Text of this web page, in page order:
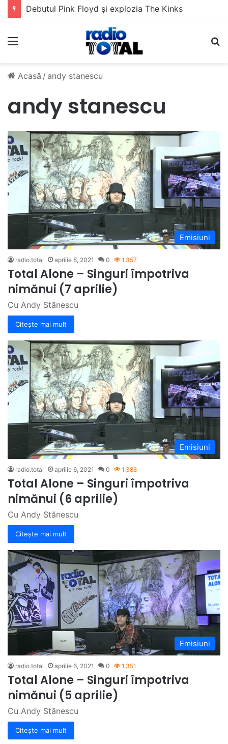
Debutul Pink Floyd și explozia The Kinks
Meniu
Acasă / andy stanescu
andy stanescu
Emisiuni
radio.total aprilie 8, 2021 0 1.357
Total Alone – Singuri împotriva
nimănui (7 aprilie)
Cu Andy Stănescu
Citește mai mult
Emisiuni
radio.total aprilie 6, 2021 0 1.388
Total Alone – Singuri împotriva
nimănui (6 aprilie)
Cu Andy Stănescu
Citește mai mult
Emisiuni
radio.total aprilie 6, 2021 0 1.351
Total Alone – Singuri împotriva
nimănui (5 aprilie)
Cu Andy Stănescu
Citește mai mult